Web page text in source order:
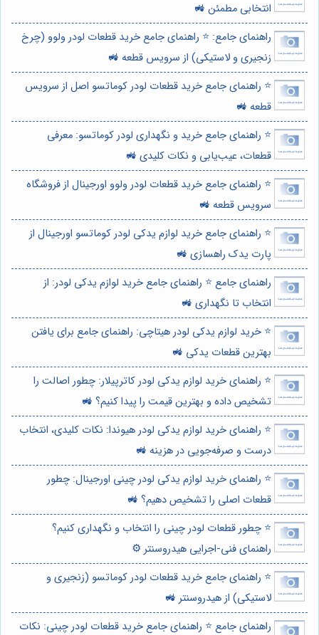
انتخابی مطمئن 🚜
راهنمای جامع: ⭐️ راهنمای جامع خرید قطعات لودر ولوو (چرخ
زنجیری و لاستیکی) از سرویس قطعه 🚜
⭐️ راهنمای جامع خرید قطعات لودر کوماتسو اصل از سرویس
قطعه 🚜
⭐️ راهنمای جامع خرید و نگهداری لودر کوماتسو: معرفی
قطعات، عیب‌یابی و نکات کلیدی 🚜
⭐️ راهنمای جامع خرید قطعات لودر ولوو اورجینال از فروشگاه
سرویس قطعه 🚜
⭐️ راهنمای جامع خرید لوازم یدکی لودر کوماتسو اورجینال از
پارت یدک راهسازی 🚜
راهنمای جامع ⭐️ راهنمای جامع خرید لوازم یدکی لودر: از
انتخاب تا نگهداری 🚜
⭐️ خرید لوازم یدکی لودر هیتاچی: راهنمای جامع برای یافتن
بهترین قطعات یدکی 🚜
⭐️ راهنمای خرید لوازم یدکی لودر کاترپیلار: چطور اصالت را
تشخیص داده و بهترین قیمت را پیدا کنیم؟ 🚜
⭐️ راهنمای خرید لوازم یدکی لودر هیوندا: نکات کلیدی، انتخاب
درست و صرفه‌جویی در هزینه 🚜
⭐️ راهنمای خرید لوازم یدکی لودر چینی اورجینال: چطور
قطعات اصلی را تشخیص دهیم؟ 🚜
⭐️ چطور قطعات لودر چینی را انتخاب و نگهداری کنیم؟
راهنمای فنی-اجرایی هیدروسنتر ⚙️
⭐️ راهنمای جامع خرید قطعات لودر کوماتسو (زنجیری و
لاستیکی) از هیدروسنتر 🚜
راهنمای جامع ⭐️ راهنمای جامع خرید قطعات لودر چینی: نکات